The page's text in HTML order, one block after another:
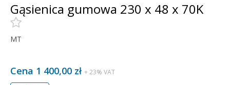
Gąsienica gumowa 230 x 48 x 70K
MT
Cena 1 400,00 zł + 23% VAT